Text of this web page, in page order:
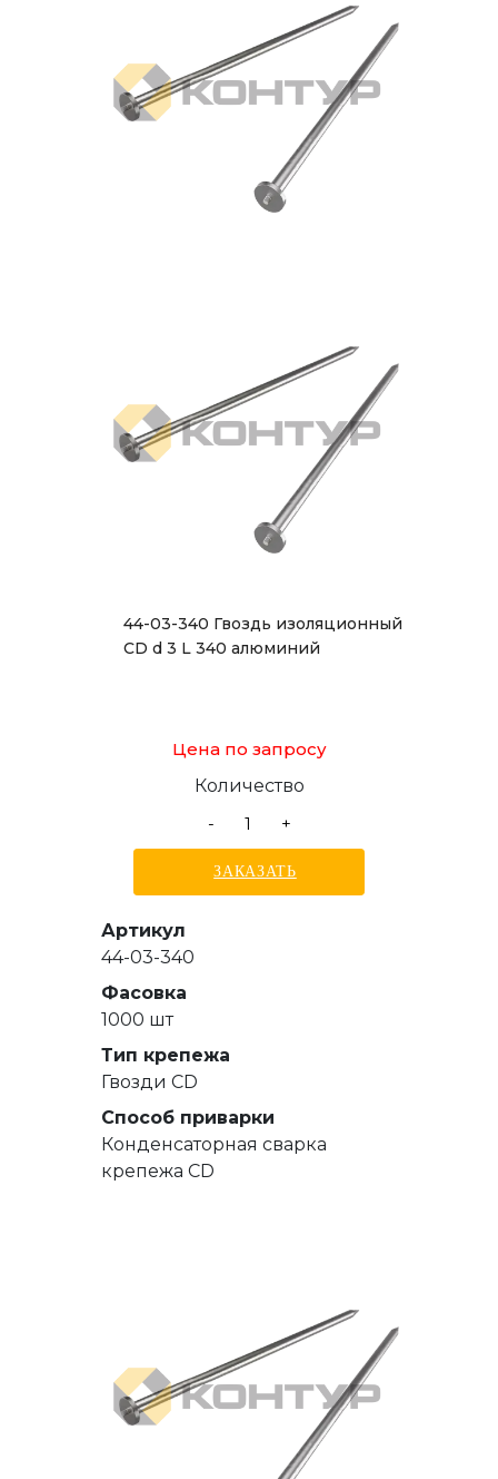
44-03-340 Гвоздь изоляционный
CD d 3 L 340 алюминий
Цена по запросу
Количество
-
+
ЗАКАЗАТЬ
Артикул
44-03-340
Фасовка
1000 шт
Тип крепежа
Гвозди СD
Способ приварки
Конденсаторная сварка
крепежа CD